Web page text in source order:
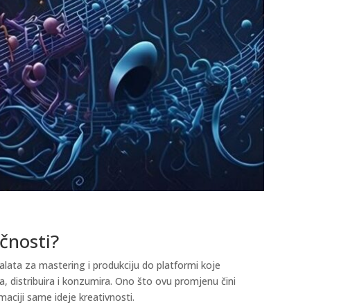
za mastering i produkciju do platformi koje
distribuira i konzumira. Ono što ovu promjenu čini
same ideje kreativnosti.